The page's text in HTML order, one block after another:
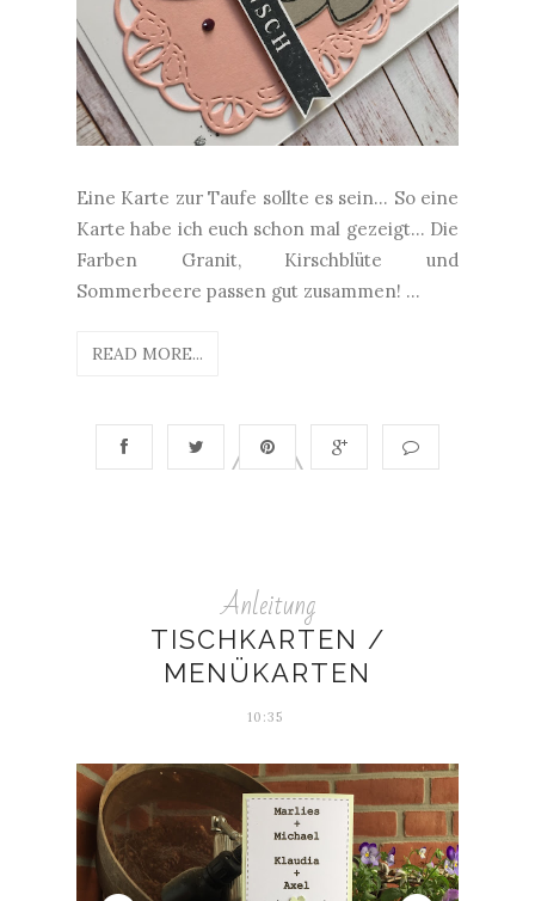
Eine Karte zur Taufe sollte es sein... So eine
Karte habe ich euch schon mal gezeigt... Die
Farben Granit, Kirschblüte und
Sommerbeere passen gut zusammen! ...
READ MORE...
Anleitung
TISCHKARTEN /
MENÜKARTEN
10:35